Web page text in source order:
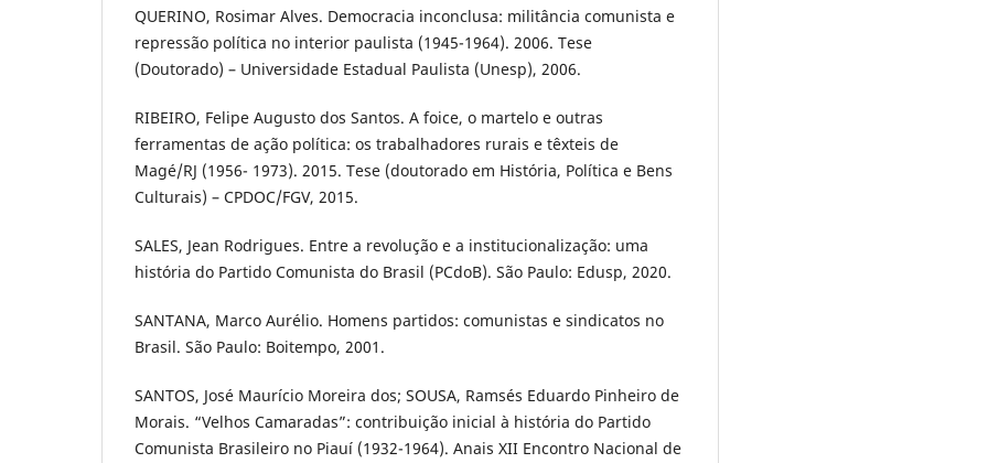
QUERINO, Rosimar Alves. Democracia inconclusa: militância comunista e
repressão política no interior paulista (1945-1964). 2006. Tese
(Doutorado) – Universidade Estadual Paulista (Unesp), 2006.
RIBEIRO, Felipe Augusto dos Santos. A foice, o martelo e outras
ferramentas de ação política: os trabalhadores rurais e têxteis de
Magé/RJ (1956- 1973). 2015. Tese (doutorado em História, Política e Bens
Culturais) – CPDOC/FGV, 2015.
SALES, Jean Rodrigues. Entre a revolução e a institucionalização: uma
história do Partido Comunista do Brasil (PCdoB). São Paulo: Edusp, 2020.
SANTANA, Marco Aurélio. Homens partidos: comunistas e sindicatos no
Brasil. São Paulo: Boitempo, 2001.
SANTOS, José Maurício Moreira dos; SOUSA, Ramsés Eduardo Pinheiro de
Morais. “Velhos Camaradas”: contribuição inicial à história do Partido
Comunista Brasileiro no Piauí (1932-1964). Anais XII Encontro Nacional de